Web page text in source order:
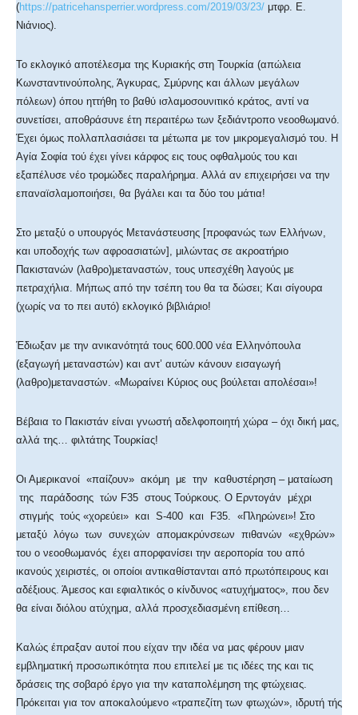
(https://patricehansperrier.wordpress.com/2019/03/23/ μτφρ. Ε.
Νιάνιος).
Το εκλογικό αποτέλεσμα της Κυριακής στη Τουρκία (απώλεια
Κωνσταντινούπολης, Άγκυρας, Σμύρνης και άλλων μεγάλων
πόλεων) όπου ηττήθη το βαθύ ισλαμοσουνιτικό κράτος, αντί να
συνετίσει, αποθράσυνε έτη περαιτέρω των ξεδιάντροπο νεοοθωμανό.
Έχει όμως πολλαπλασιάσει τα μέτωπα με τον μικρομεγαλισμό του. Η
Αγία Σοφία τού έχει γίνει κάρφος εις τους οφθαλμούς του και
εξαπέλυσε νέο τρομώδες παραλήρημα. Αλλά αν επιχειρήσει να την
επαναϊσλαμοποιήσει, θα βγάλει και τα δύο του μάτια!
Στο μεταξύ ο υπουργός Μετανάστευσης [προφανώς των Ελλήνων,
και υποδοχής των αφροασιατών], μιλώντας σε ακροατήριο
Πακιστανών (λαθρο)μεταναστών, τους υπεσχέθη λαγούς με
πετραχήλια. Μήπως από την τσέπη του θα τα δώσει; Και σίγουρα
(χωρίς να το πει αυτό) εκλογικό βιβλιάριο!
Έδιωξαν με την ανικανότητά τους 600.000 νέα Ελληνόπουλα
(εξαγωγή μεταναστών) και αντ’ αυτών κάνουν εισαγωγή
(λαθρο)μεταναστών. «Μωραίνει Κύριος ους βούλεται απολέσαι»!
Βέβαια το Πακιστάν είναι γνωστή αδελφοποιητή χώρα – όχι δική μας,
αλλά της… φιλτάτης Τουρκίας!
Οι Αμερικανοί «παίζουν» ακόμη με την καθυστέρηση – ματαίωση
της παράδοσης τών F35 στους Τούρκους. Ο Ερντογάν μέχρι
στιγμής τούς «χορεύει» και S-400 και F35. «Πληρώνει»! Στο
μεταξύ λόγω των συνεχών απομακρύνσεων πιθανών «εχθρών»
του ο νεοοθωμανός έχει απορφανίσει την αεροπορία του από
ικανούς χειριστές, οι οποίοι αντικαθίστανται από πρωτόπειρους και
αδέξιους. Άμεσος και εφιαλτικός ο κίνδυνος «ατυχήματος», που δεν
θα είναι διόλου ατύχημα, αλλά προσχεδιασμένη επίθεση…
Καλώς έπραξαν αυτοί που είχαν την ιδέα να μας φέρουν μιαν
εμβληματική προσωπικότητα που επιτελεί με τις ιδέες της και τις
δράσεις της σοβαρό έργο για την καταπολέμηση της φτώχειας.
Πρόκειται για τον αποκαλούμενο «τραπεζίτη των φτωχών», ιδρυτή τής